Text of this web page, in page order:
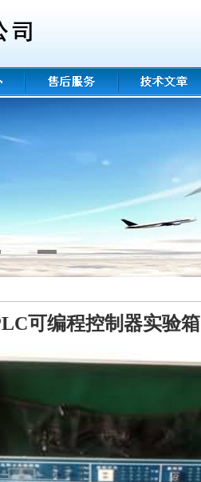
可编程控制器实验箱